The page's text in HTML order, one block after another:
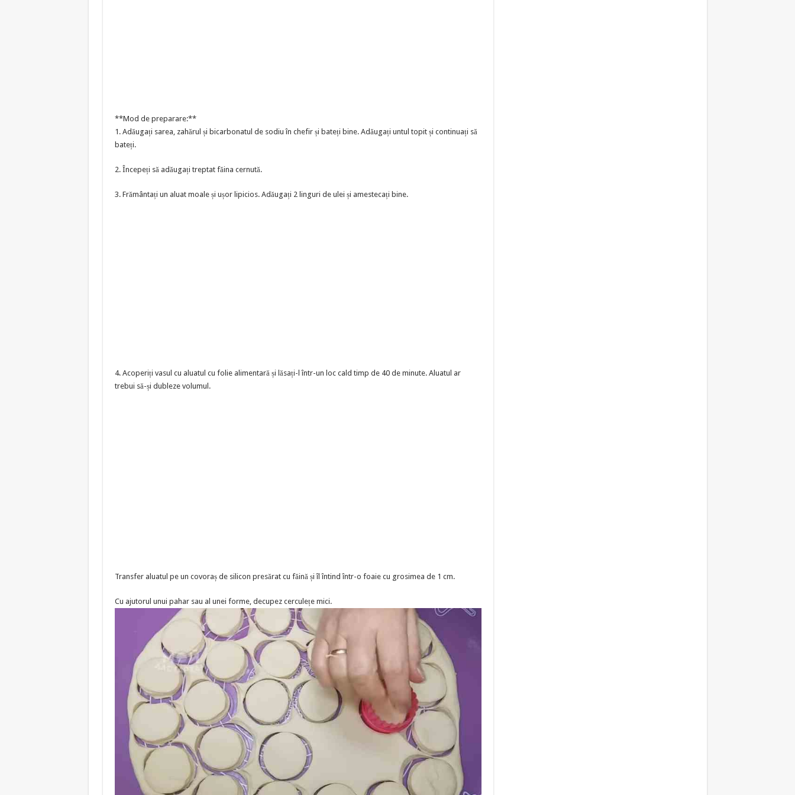
**Mod de preparare:**
1. Adăugați sarea, zahărul și bicarbonatul de sodiu în chefir și bateți bine. Adăugați untul topit și continuați să
bateți.
2. Începeți să adăugați treptat făina cernută.
3. Frământați un aluat moale și ușor lipicios. Adăugați 2 linguri de ulei și amestecați bine.
4. Acoperiți vasul cu aluatul cu folie alimentară și lăsați-l într-un loc cald timp de 40 de minute. Aluatul ar
trebui să-și dubleze volumul.
Transfer aluatul pe un covoraș de silicon presărat cu făină și îl întind într-o foaie cu grosimea de 1 cm.
Cu ajutorul unui pahar sau al unei forme, decupez cerculețe mici.